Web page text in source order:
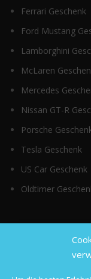
Ferrari Geschenk
Ford Mustang
Lamborghini
McLaren
Mercedes
Nissan GT-R
Porsche
Tesla Geschenk
US Car Geschenk
Oldtimer
Top